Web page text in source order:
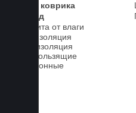
Класс коврика
2-й ряд
Защита от влаги
Шумоизоляция
Теплоизоляция
Антискользящие
Всесезонные